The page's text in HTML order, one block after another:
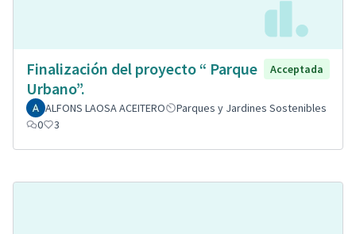
Finalización del proyecto “ Parque
Urbano”.
Acceptada
ALFONS LAOSA ACEITERO
Parques y Jardines Sostenibles
0
3